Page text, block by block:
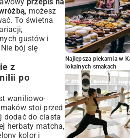
, możesz
To świetna
gustów i
bój się
z
po
waniliowo-
stoi przed
dodać do ciasta
herbaty matcha,
kolor i
Najlepsza piekarnia w
lokalnych smakach